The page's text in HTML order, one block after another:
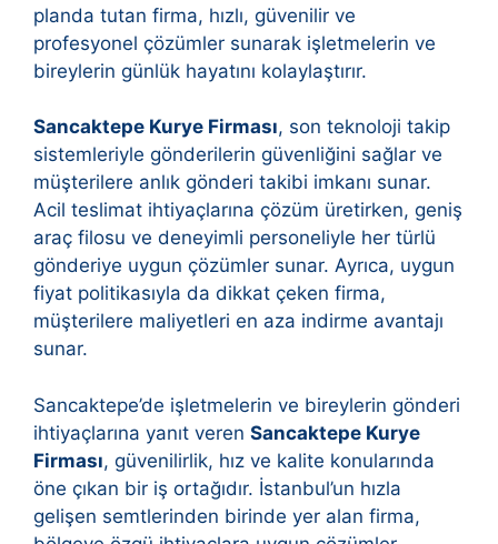
planda tutan firma, hızlı, güvenilir ve
profesyonel çözümler sunarak işletmelerin ve
bireylerin günlük hayatını kolaylaştırır.
Sancaktepe Kurye Firması, son teknoloji takip
sistemleriyle gönderilerin güvenliğini sağlar ve
müşterilere anlık gönderi takibi imkanı sunar.
Acil teslimat ihtiyaçlarına çözüm üretirken, geniş
araç filosu ve deneyimli personeliyle her türlü
gönderiye uygun çözümler sunar. Ayrıca, uygun
fiyat politikasıyla da dikkat çeken firma,
müşterilere maliyetleri en aza indirme avantajı
sunar.
Sancaktepe’de işletmelerin ve bireylerin gönderi
ihtiyaçlarına yanıt veren Sancaktepe Kurye
Firması, güvenilirlik, hız ve kalite konularında
öne çıkan bir iş ortağıdır. İstanbul’un hızla
gelişen semtlerinden birinde yer alan firma,